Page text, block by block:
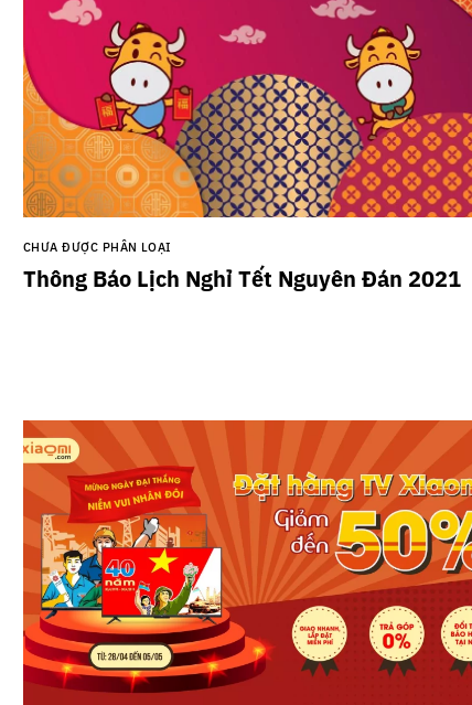
CHƯA ĐƯỢC PHÂN LOẠI
Thông Báo Lịch Nghỉ Tết Nguyên Đán 2021